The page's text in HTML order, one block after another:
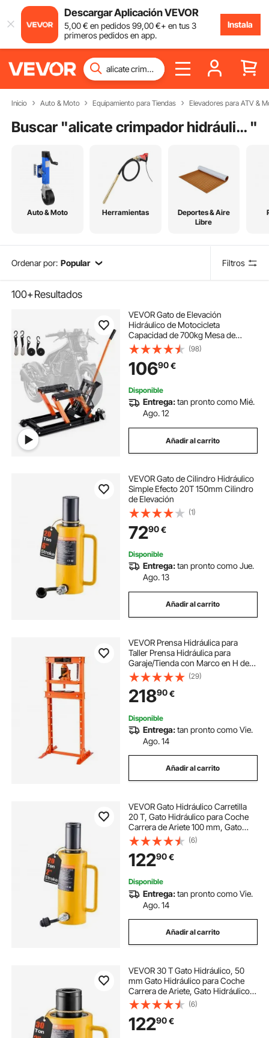
Descargar Aplicación VEVOR
5,00€ en pedidos99,00€+ en tus 3
primeros pedidos en app.
Instala
Inicio Auto & Moto Equipamiento para Tiendas Elevadores para ATV &
Buscar " alicate crimpador hidráulico "
Auto & Moto Herramientas
Deportes & Aire
Libre
Ordenar por: Popular Filtros
100+Resultados
VEVOR Gato de Elevación
Hidráulico de Motocicleta
Capacidad de 700kg Mesa de
Elevación Portátil Altura de
Elevación 12-38,5 cm con 4 Ruedas
Pie Hidráulico Soporte de Elevación
para Motocicleta ATV UTV
(98)
10690€
Disponible
Entrega:tan pronto como Mié.
Ago. 12
Añadir al carrito
VEVOR Gato de Cilindro Hidráulico
Simple Efecto 20T 150mm Cilindro
de Elevación
(1)
7290€
Disponible
Entrega:tan pronto como Jue.
Ago. 13
Añadir al carrito
VEVOR Prensa Hidráulica para
Taller Prensa Hidráulica para
Garaje/Tienda con Marco en H de
12 T Prensa Ajustable para Taller
con Placas de Prensado Prensa
Hidráulica de Alta Resistencia para
Garaje
(29)
21890€
Disponible
Entrega:tan pronto como Vie.
Ago. 14
Añadir al carrito
VEVOR Gato Hidráulico Carretilla
20 T, Gato Hidráulico para Coche
Carrera de Ariete 100 mm, Gato
Hidraulico BotellaAltura 202 + 12
mm, Gato Hidráulico Chapista 9 kg
(6)
12290€
Disponible
Entrega:tan pronto como Vie.
Ago. 14
Añadir al carrito
VEVOR 30 T Gato Hidráulico, 50
mm Gato Hidráulico para Coche
Carrera de Ariete, Gato Hidráulico
Carretilla Altura Total 170 + 12 mm,
Gato Hidráulico Chapista de 10,8 kg
(6)
12290€